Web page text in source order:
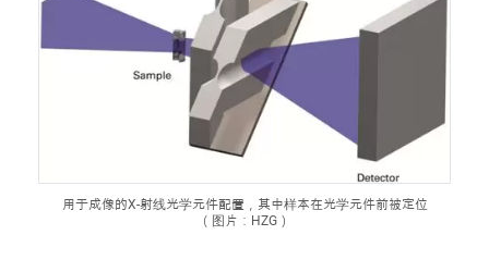
用于成像的X-射线光学元件配置，其中样本在光学元件前被定位
（图片：HZG）